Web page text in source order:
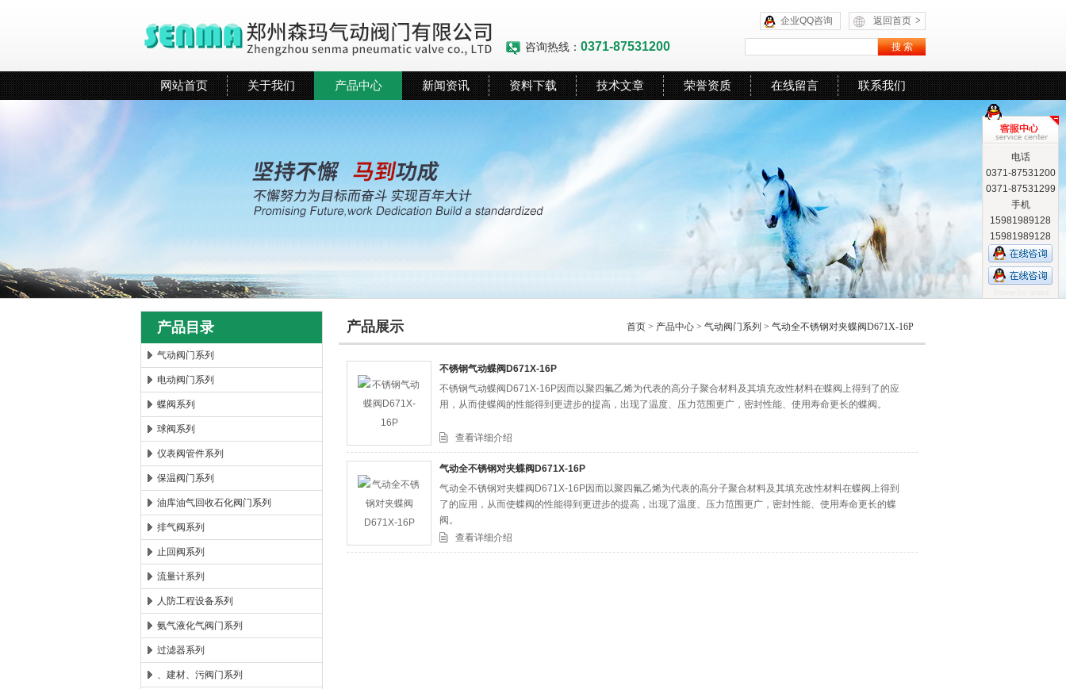
郑州森玛自控阀门有限公司
返回首页 >
企业QQ咨询
咨询热线： 0371-87531200
网站首页 关于我们 产品中心 新闻资讯 资料下载 技术文章 荣誉资质 在线留言 联系我们
产品目录
气动阀门系列
电动阀门系列
蝶阀系列
球阀系列
仪表阀管件系列
保温阀门系列
油库油气回收石化阀门系列
排气阀系列
止回阀系列
流量计系列
人防工程设备系列
氨气液化气阀门系列
过滤器系列
、建材、污阀门系列
产品展示 首页 > 产品中心 > 气动阀门系列 > 气动全不锈钢对夹蝶阀D671X-16P
不锈钢气动蝶阀D671X-16P
不锈钢气动蝶阀D671X-16P因而以聚四氟乙烯为代表的高分子聚合材料及其填充改性材料在蝶阀上得到了的应
用，从而使蝶阀的性能得到更进步的提高，出现了温度、压力范围更广，密封性能、使用寿命更长的蝶阀。
查看详细介绍
气动全不锈钢对夹蝶阀D671X-16P
气动全不锈钢对夹蝶阀D671X-16P因而以聚四氟乙烯为代表的高分子聚合材料及其填充改性材料在蝶阀上得到
了的应用，从而使蝶阀的性能得到更进步的提高，出现了温度、压力范围更广，密封性能、使用寿命更长的蝶
阀。
查看详细介绍
电话
0371-87531200
0371-87531299
手机
15981989128
15981989128